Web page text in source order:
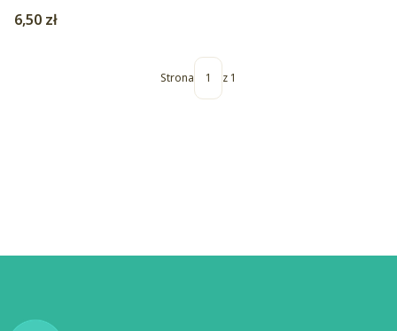
Cena
6,50 zł
Strona z 1